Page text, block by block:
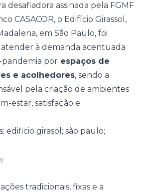
desafiadora assinada pela FGMF
CASACOR, o Edifício Girassol,
em São Paulo, foi
à demanda acentuada
por espaços de
e acolhedores, sendo a
pela criação de ambientes
estar, satisfação e
tradicionais, fixas e a